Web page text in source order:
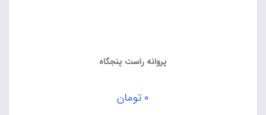
پروانه راست پنجگاه
۰ تومان